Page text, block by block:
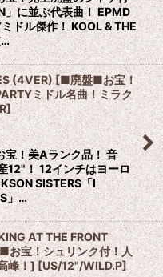
」に並ぶ代表曲！ EPMD
ドル傑作！ KOOL & THE
…
(4VER) [■廃盤■お宝！
ミドル名曲！ミラク
]
！美Aランク品！ 音
12"！ 12インチはヨーロ
SISTERS「I
」…
AT THE FRONT
宝！シュリンク付！人
峰！] [US/12"/WILD.P]